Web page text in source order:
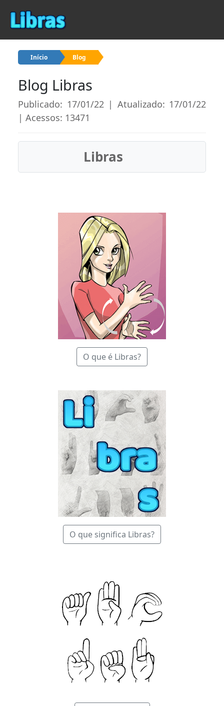
Início Blog
Blog Libras
Publicado: 17/01/22 | Atualizado: 17/01/22
| Acessos: 13471
Libras
O que é Libras?
O que significa Libras?